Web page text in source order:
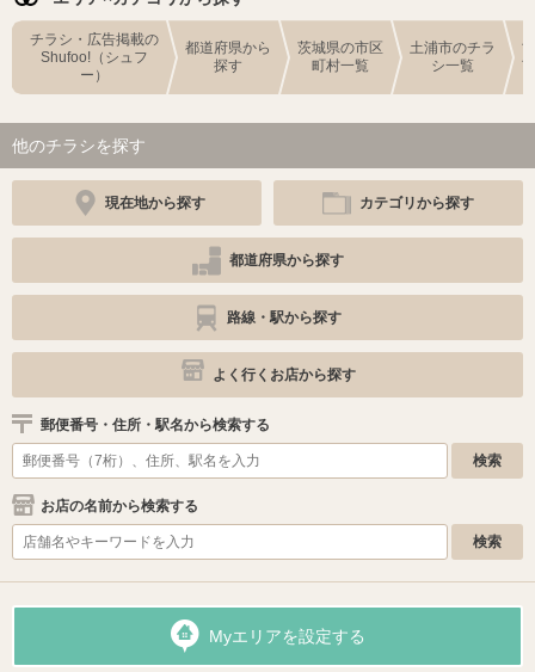
チラシ・広告掲載の
Shufoo!（シュフ
ー）
都道府県から
探す
茨城県の市区
町村一覧
土浦市のチラ
シ一覧
他のチラシを探す
現在地から探す カテゴリから探す
都道府県から探す
路線・駅から探す
よく行くお店から探す
郵便番号・住所・駅名から検索する
お店の名前から検索する
Myエリアを設定する